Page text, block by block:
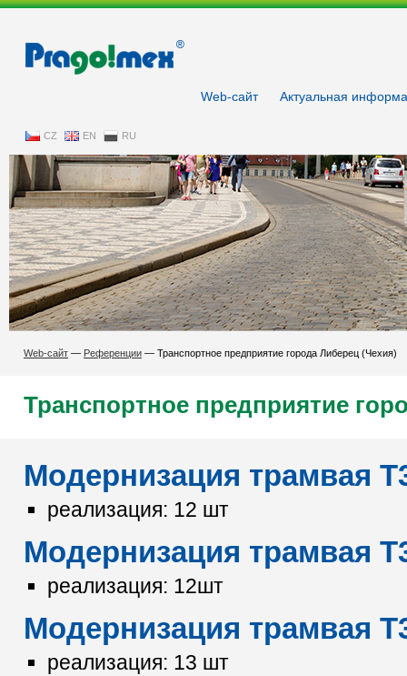
Pragoimex
Web-сайт Aктуальнaя
CZ EN RU
Web-сайт — Референции — Транспортное предприятие города Либерец (Чехия)
Транспортное предприятие
Модернизация трамвая
реализация: 12 шт
Модернизация трамвая
реализация: 12шт
Модернизация трамвая
реализация: 13 шт